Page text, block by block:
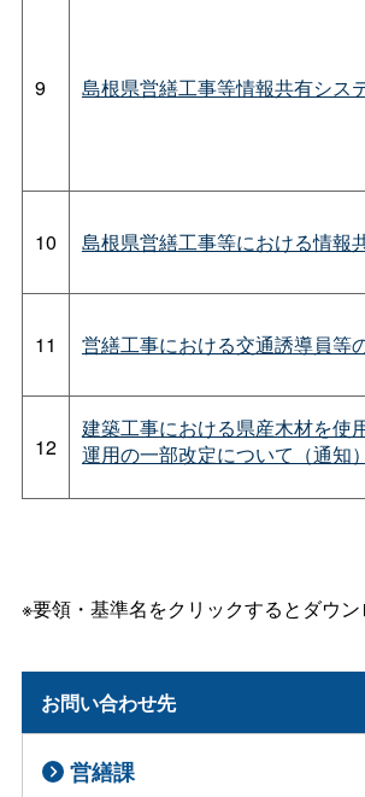
9 島根県営繕工事等情報共有シス
10 島根県営繕工事等における情報
11 営繕工事における交通誘導員等
12
建築工事における県産木材を使
運用の一部改定について（通知）
※要領・基準名をクリックするとダウン
お問い合わせ先
営繕課